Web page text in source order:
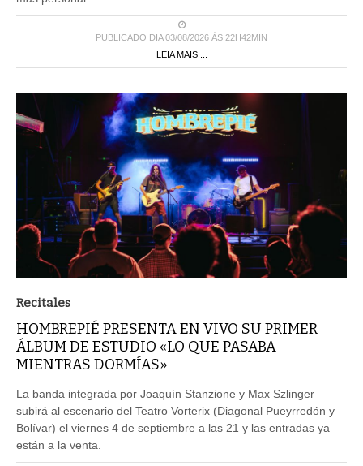
PUBLICADO DIA 03/08/2026 ÀS 22H42MIN
LEIA MAIS ...
Recitales
HOMBREPIÉ PRESENTA EN VIVO SU PRIMER
ÁLBUM DE ESTUDIO «LO QUE PASABA
MIENTRAS DORMÍAS»
La banda integrada por Joaquín Stanzione y Max Szlinger
subirá al escenario del Teatro Vorterix (Diagonal Pueyrredón y
Bolívar) el viernes 4 de septiembre a las 21 y las entradas ya
están a la venta.